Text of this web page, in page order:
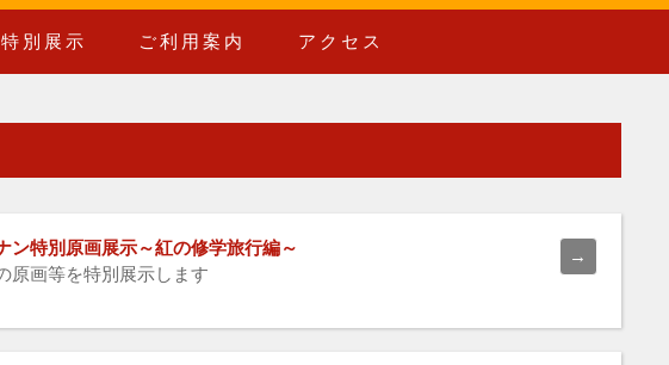
特別展示 ご利用案内 アクセス
ン特別原画展示～紅の修学旅行編～
原画等を特別展示します